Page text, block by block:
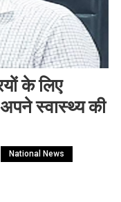
के लिए
अपने स्वास्थ्य की
National News